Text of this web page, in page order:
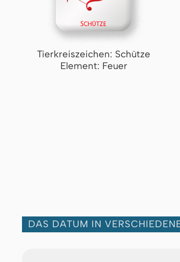
Tierkreiszeichen: Schütze
Element: Feuer
DAS DATUM IN